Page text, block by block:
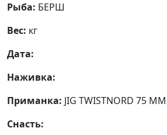
Рыба: БЕРШ
Вес: кг
Дата:
Наживка:
Приманка: JIG TWISTNORD 75 MM
Снасть: